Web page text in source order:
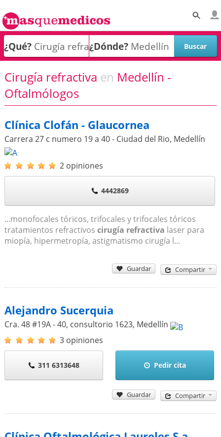
¿Qué? ¿Dónde?
Cirugía refractiva en Medellín -
Oftalmólogos
Clínica Clofán - Glaucornea
Carrera 27 c numero 19 a 40 - Ciudad del Rio, Medellín
2 opiniones
4442869
...monofocales tóricos, trifocales y trifocales tóricos
tratamientos refractivos cirugía refractiva laser para
miopía, hipermetropía, astigmatismo cirugía l...
Guardar Compartir
Alejandro Sucerquia
Cra. 48 #19A - 40, consultorio 1623, Medellín
3 opiniones
311 6313648 Pedir cita
Guardar Compartir